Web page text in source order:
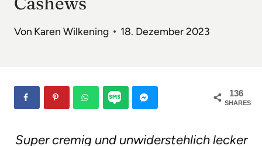
Von Karen Wilkening 18. Dezember 2023
136
SHARES
Super cremig und unwiderstehlich lecker